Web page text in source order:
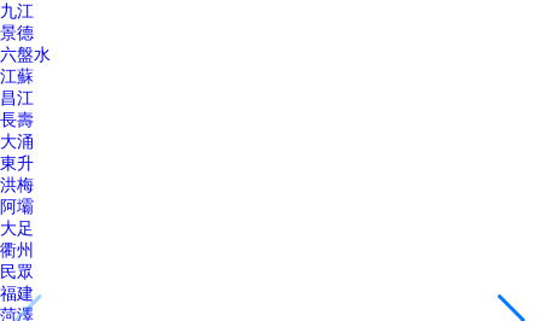
九江
景德
六盤水
江蘇
昌江
長壽
大涌
東升
洪梅
阿壩
大足
衢州
民眾
福建
菏澤